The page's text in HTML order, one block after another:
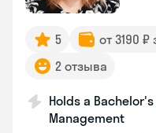
5 от 3190 ₽
2 отзыва
Holds a
Management